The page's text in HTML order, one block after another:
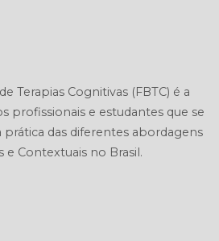
Terapias Cognitivas (FBTC) é a
profissionais e estudantes que se
prática das diferentes abordagens